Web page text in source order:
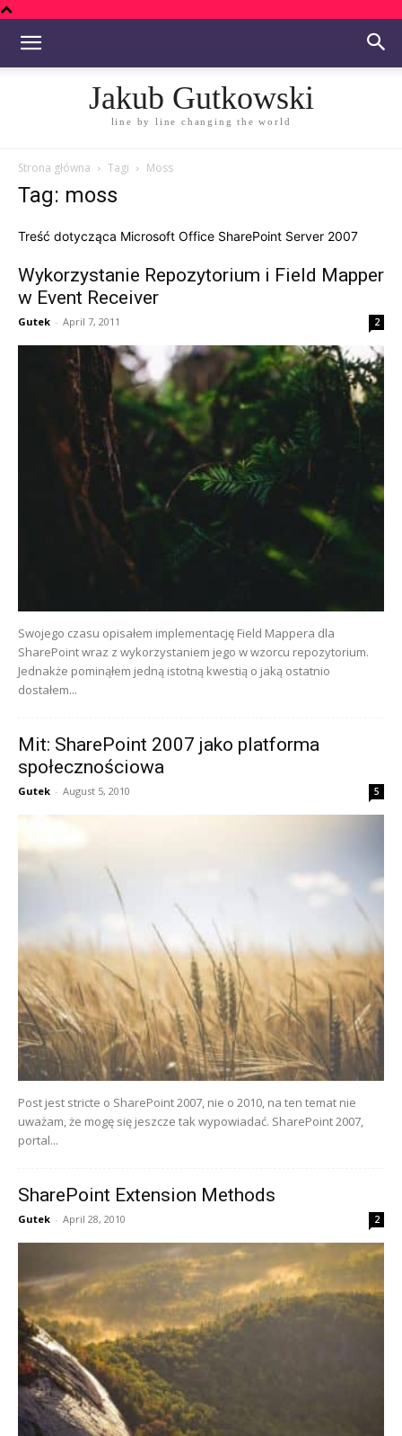
Jakub Gutkowski
line by line changing the world
Strona główna Tagi Moss
Tag: moss
Treść dotycząca Microsoft Office SharePoint Server 2007
Wykorzystanie Repozytorium i Field Mapper
w Event Receiver
Gutek - April 7, 2011 2
Swojego czasu opisałem implementację Field Mappera dla
SharePoint wraz z wykorzystaniem jego w wzorcu repozytorium.
Jednakże pominąłem jedną istotną kwestią o jaką ostatnio
dostałem...
Mit: SharePoint 2007 jako platforma
społecznościowa
Gutek - August 5, 2010 5
Post jest stricte o SharePoint 2007, nie o 2010, na ten temat nie
uważam, że mogę się jeszcze tak wypowiadać. SharePoint 2007,
portal...
SharePoint Extension Methods
Gutek - April 28, 2010 2